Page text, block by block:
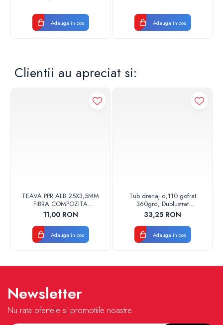
Adauga in cos Adauga in cos
Clientii au apreciat si:
TEAVA PPR ALB 25X3,5MM
FIBRA COMPOZITA
10033025004
VALDUOTHERM VALROM
11,00 RON
Adauga in cos
Tub drenaj d,110 gofrat
360grd, Dublustrat
verde/negru 110152 Drainkit
33,25 RON
Adauga in cos
Newsletter
Nu rata ofertele si promotiile noastre